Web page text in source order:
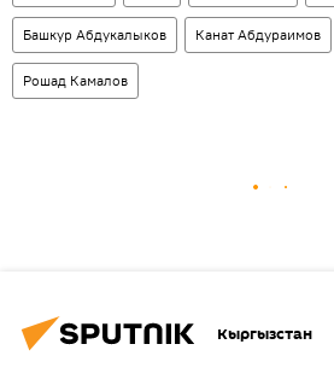
Башкур Абдукалыков Канат Абдураимов
Рошад Камалов
Кыргызстан